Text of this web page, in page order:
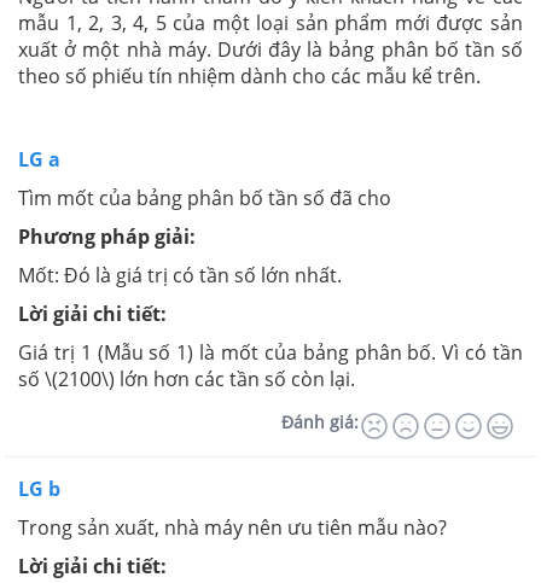
mẫu 1, 2, 3, 4, 5 của một loại sản phẩm mới được sản
xuất ở một nhà máy. Dưới đây là bảng phân bố tần số
theo số phiếu tín nhiệm dành cho các mẫu kể trên.
LG a
Tìm mốt của bảng phân bố tần số đã cho
Phương pháp giải:
Mốt: Đó là giá trị có tần số lớn nhất.
Lời giải chi tiết:
Giá trị 1 (Mẫu số 1) là mốt của bảng phân bố. Vì có tần
số \(2100\) lớn hơn các tần số còn lại.
Đánh giá:
LG b
Trong sản xuất, nhà máy nên ưu tiên mẫu nào?
Lời giải chi tiết: